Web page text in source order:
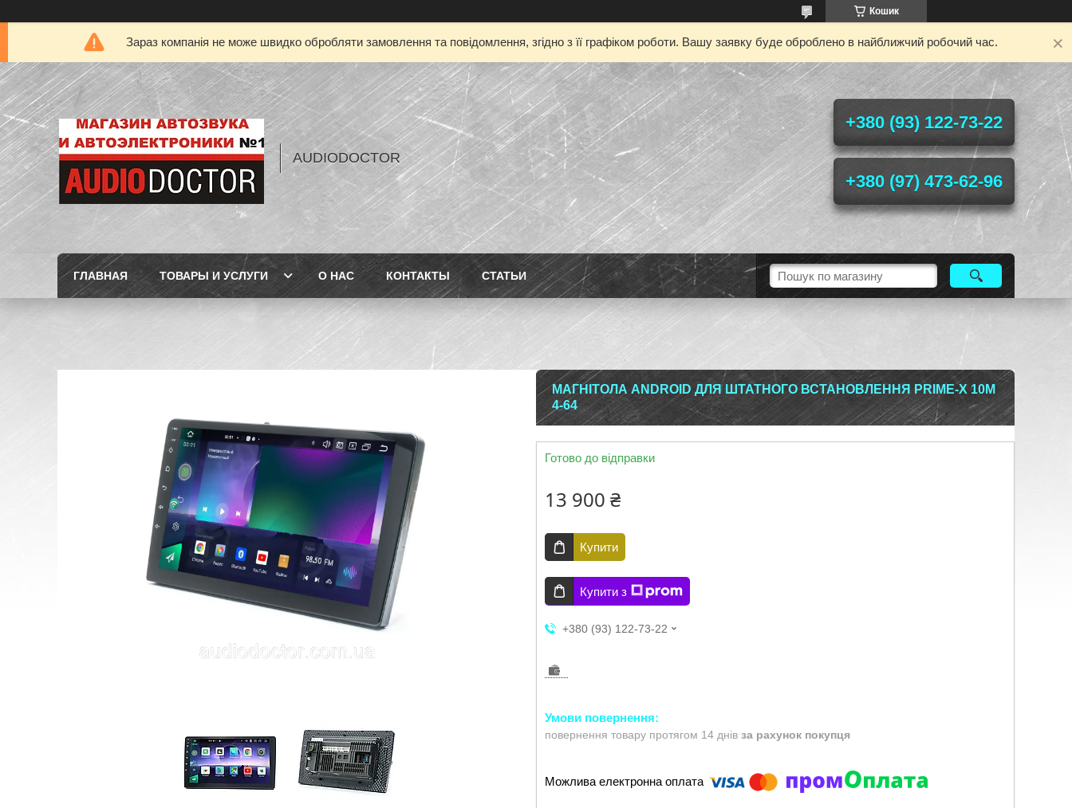
Кошик
Зараз компанія не може швидко обробляти замовлення та повідомлення, згідно з її графіком роботи. Вашу заявку буде оброблено в найближчий робочий час.
AUDIODOCTOR
+380 (93) 122-73-22
+380 (97) 473-62-96
ГЛАВНАЯ ТОВАРЫ И УСЛУГИ О НАС КОНТАКТЫ СТАТЬИ
МАГНІТОЛА ANDROID ДЛЯ ШТАТНОГО ВСТАНОВЛЕННЯ PRIME-X 10M
4-64
Готово до відправки
13 900 ₴
Купити
Купити з
+380 (93) 122-73-22
повернення товару протягом 14 днів за рахунок покупця